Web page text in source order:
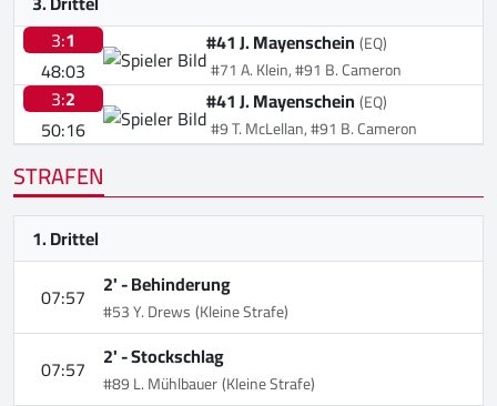
3:1
48:03
#41 J. Mayenschein(EQ)
#71 A. Klein, #91 B. Cameron
3:2
50:16
#41 J. Mayenschein(EQ)
#9 T. McLellan, #91 B. Cameron
STRAFEN
1. Drittel
07:57 2' -Behinderung
#53 Y. Drews(Kleine Strafe)
07:57 2' -Stockschlag
#89 L. Mühlbauer(Kleine Strafe)